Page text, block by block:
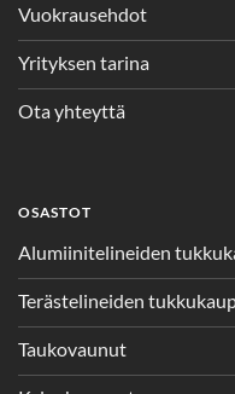
Vuokrausehdot
Yrityksen tarina
Ota yhteyttä
OSASTOT
Alumiinitelineiden
Terästelineiden
Taukovaunut